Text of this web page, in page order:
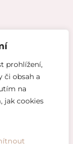
prohlížení,
či obsah a
na
jak cookies